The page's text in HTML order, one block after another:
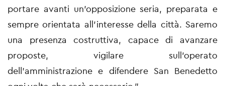
portare avanti un’opposizione seria, preparata e
sempre orientata all’interesse della città. Saremo
una presenza costruttiva, capace di avanzare
proposte, vigilare sull’operato
dell’amministrazione e difendere San Benedetto